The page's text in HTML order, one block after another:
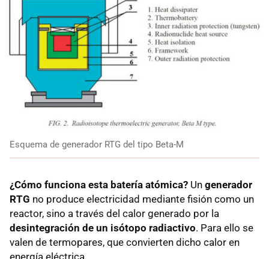
Esquema de generador RTG del tipo Beta-M
¿Cómo funciona esta batería atómica? Un generador
RTG no produce electricidad mediante fisión como un
reactor, sino a través del calor generado por la
desintegración de un isótopo radiactivo. Para ello se
valen de termopares, que convierten dicho calor en